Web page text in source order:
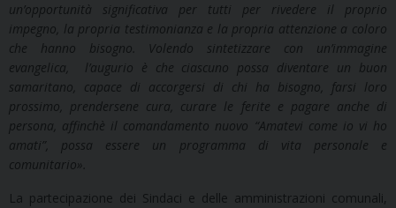
un’opportunità significativa per tutti per rivedere il proprio
impegno, la propria testimonianza e la propria attenzione a coloro
che hanno bisogno. Volendo sintetizzare con un’immagine
evangelica, l’augurio è che ciascuno possa diventare un buon
samaritano, capace di accorgersi di chi ha bisogno, farsi loro
prossimo, prendersene cura, curare le ferite e pagare anche di
persona, affinchè il comandamento nuovo “Amatevi come io vi ho
amati”, possa essere un programma di vita personale e
comunitario».
La partecipazione dei Sindaci e delle amministrazioni comunali,